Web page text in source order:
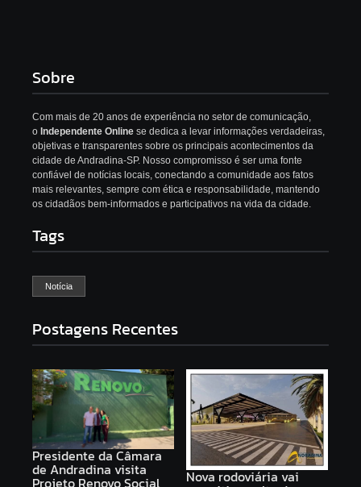
Sobre
Com mais de 20 anos de experiência no setor de comunicação,
o Independente Online se dedica a levar informações verdadeiras,
objetivas e transparentes sobre os principais acontecimentos da
cidade de Andradina-SP. Nosso compromisso é ser uma fonte
confiável de notícias locais, conectando a comunidade aos fatos
mais relevantes, sempre com ética e responsabilidade, mantendo
os cidadãos bem-informados e participativos na vida da cidade.
Tags
Notícia
Postagens Recentes
Presidente da Câmara
de Andradina visita Nova rodoviária vai